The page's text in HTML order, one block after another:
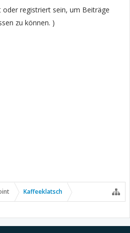
registriert sein, um Beiträge
zu können. )
Kaffeeklatsch